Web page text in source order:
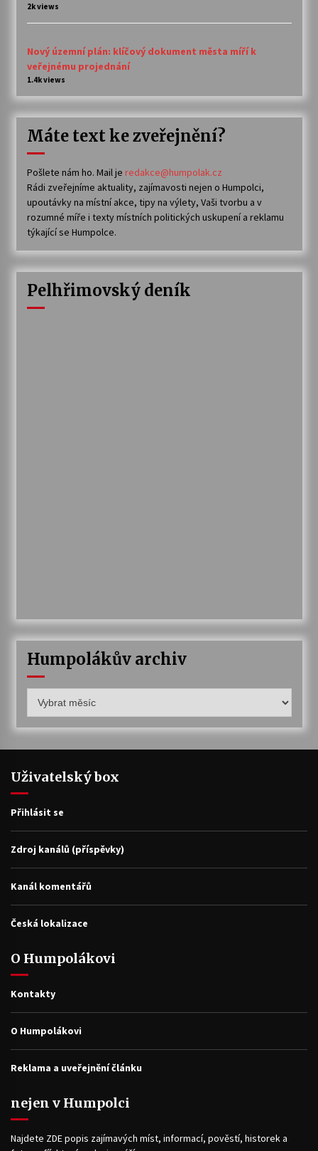
2k views
Nový územní plán: klíčový dokument města míří k
veřejnému projednání
1.4k views
Máte text ke zveřejnění?
Pošlete nám ho. Mail je redakce@humpolak.cz
Rádi zveřejníme aktuality, zajímavosti nejen o Humpolci,
upoutávky na místní akce, tipy na výlety, Vaši tvorbu a v
rozumné míře i texty místních politických uskupení a reklamu
týkající se Humpolce.
Pelhřimovský deník
Humpolákův archiv
archiv
Uživatelský box
Přihlásit se
Zdroj kanálů (příspěvky)
Kanál komentářů
Česká lokalizace
O Humpolákovi
Kontakty
O Humpolákovi
Reklama a uveřejnění článku
nejen v Humpolci
Najdete ZDE popis zajímavých míst, informací, pověstí, historek a